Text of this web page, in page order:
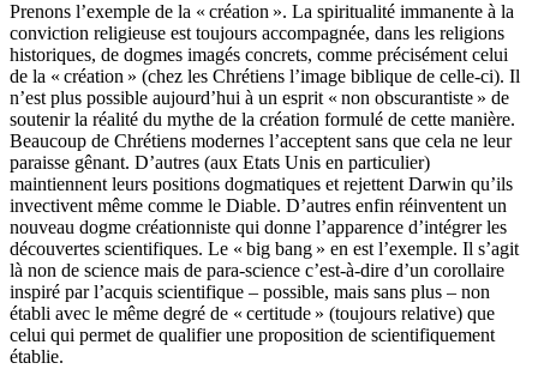
Prenons l’exemple de la « création ». La spiritualité immanente à la
conviction religieuse est toujours accompagnée, dans les religions
historiques, de dogmes imagés concrets, comme précisément celui
de la « création » (chez les Chrétiens l’image biblique de celle-ci). Il
n’est plus possible aujourd’hui à un esprit « non obscurantiste » de
soutenir la réalité du mythe de la création formulé de cette manière.
Beaucoup de Chrétiens modernes l’acceptent sans que cela ne leur
paraisse gênant. D’autres (aux Etats Unis en particulier)
maintiennent leurs positions dogmatiques et rejettent Darwin qu’ils
invectivent même comme le Diable. D’autres enfin réinventent un
nouveau dogme créationniste qui donne l’apparence d’intégrer les
découvertes scientifiques. Le « big bang » en est l’exemple. Il s’agit
là non de science mais de para-science c’est-à-dire d’un corollaire
inspiré par l’acquis scientifique – possible, mais sans plus – non
établi avec le même degré de « certitude » (toujours relative) que
celui qui permet de qualifier une proposition de scientifiquement
établie.